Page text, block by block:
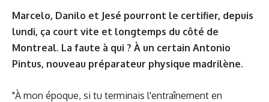
Marcelo, Danilo et Jesé pourront le certifier, depuis
lundi, ça court vite et longtemps du côté de
Montreal. La faute à qui ? À un certain Antonio
Pintus, nouveau préparateur physique madrilène.
"À mon époque, si tu terminais l'entraînement en